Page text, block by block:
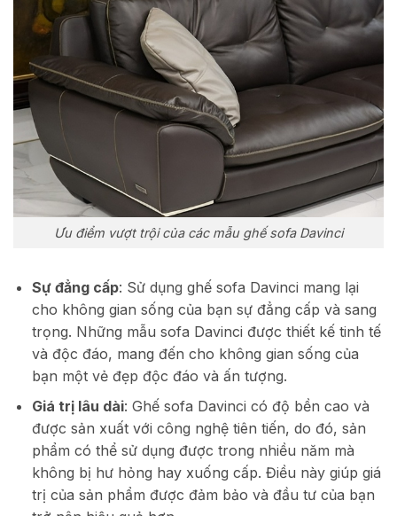
Ưu điểm vượt trội của các mẫu ghế sofa Davinci
Sự đẳng cấp: Sử dụng ghế sofa Davinci mang lại
cho không gian sống của bạn sự đẳng cấp và sang
trọng. Những mẫu sofa Davinci được thiết kế tinh tế
và độc đáo, mang đến cho không gian sống của
bạn một vẻ đẹp độc đáo và ấn tượng.
Giá trị lâu dài: Ghế sofa Davinci có độ bền cao và
được sản xuất với công nghệ tiên tiến, do đó, sản
phẩm có thể sử dụng được trong nhiều năm mà
không bị hư hỏng hay xuống cấp. Điều này giúp giá
trị của sản phẩm được đảm bảo và đầu tư của bạn